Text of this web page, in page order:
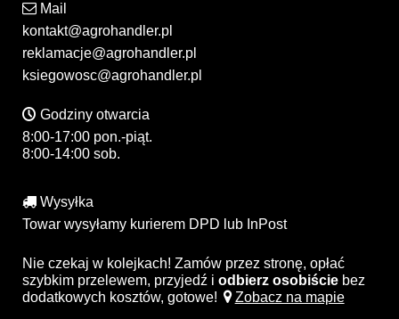
Mail
kontakt@agrohandler.pl
reklamacje@agrohandler.pl
ksiegowosc@agrohandler.pl
Godziny otwarcia
8:00-17:00 pon.-piąt.
8:00-14:00 sob.
Wysyłka
Towar wysyłamy kurierem DPD lub InPost
Nie czekaj w kolejkach! Zamów przez stronę, opłać
szybkim przelewem, przyjedź i odbierz osobiście bez
dodatkowych kosztów, gotowe!
Zobacz na mapie